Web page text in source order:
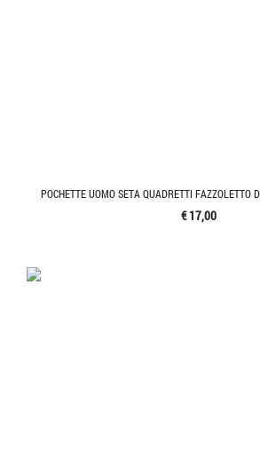
POCHETTE UOMO SETA QUADRETTI FAZZOLETTO
€ 17,00